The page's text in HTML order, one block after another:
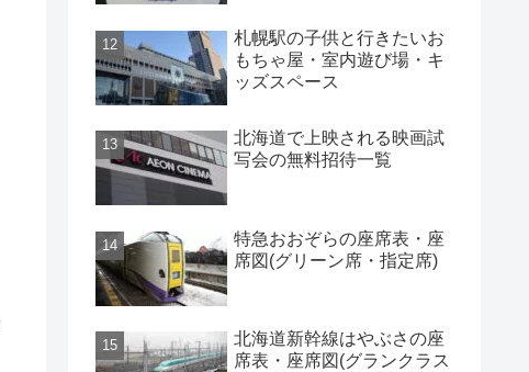
札幌駅の子供と行きたいお
もちゃ屋・室内遊び場・キ
ッズスペース
北海道で上映される映画試
写会の無料招待一覧
特急おおぞらの座席表・座
席図(グリーン席・指定席)
北海道新幹線はやぶさの座
席表・座席図(グランクラス